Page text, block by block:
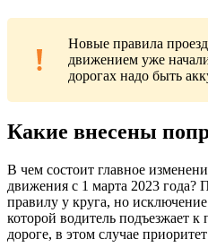
Новые правила
движением уже
дорогах надо быть
Какие внесены
В чем состоит главное
движения с 1 марта 2023 года?
правилу у круга, но
которой водитель подъезжает к
дороге, в этом случае